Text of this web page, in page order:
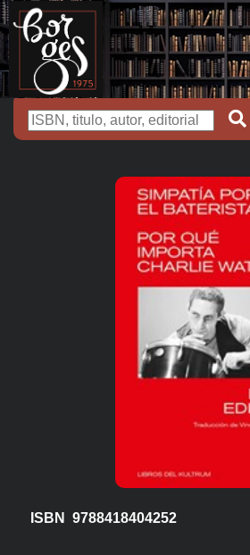
ISBN 9788418404252